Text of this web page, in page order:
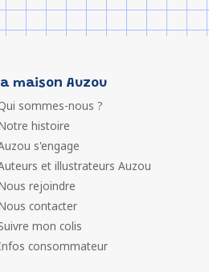
maison Auzou
sommes-nous ?
histoire
s'engage
et illustrateurs Auzou
rejoindre
contacter
mon colis
consommateur